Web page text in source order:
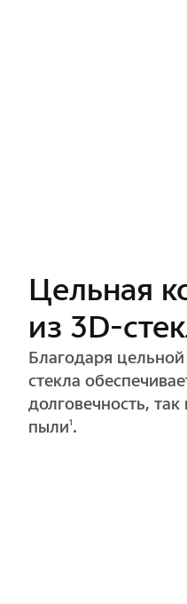
округлый
Округлый дизайн
объединяя
единое целое.